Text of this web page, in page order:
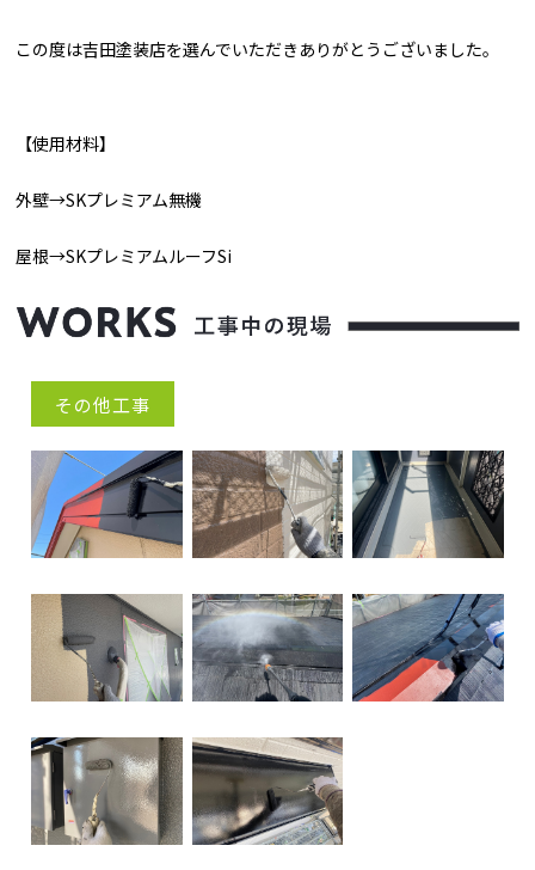
この度は吉田塗装店を選んでいただきありがとうございました。
【使用材料】
外壁→SKプレミアム無機
屋根→SKプレミアムルーフSi
その他工事